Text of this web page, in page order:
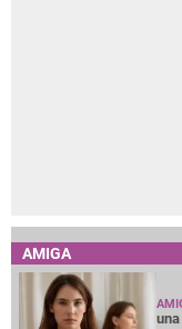
AMIGA